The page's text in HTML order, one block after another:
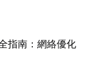
指南：網絡優化